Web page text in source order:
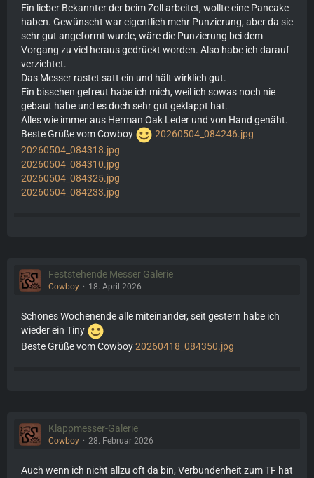
Ein lieber Bekannter der beim Zoll arbeitet, wollte eine Pancake
haben. Gewünscht war eigentlich mehr Punzierung, aber da sie
sehr gut angeformt wurde, wäre die Punzierung bei dem
Vorgang zu viel heraus gedrückt worden. Also habe ich darauf
verzichtet.
Das Messer rastet satt ein und hält wirklich gut.
Ein bisschen gefreut habe ich mich, weil ich sowas noch nie
gebaut habe und es doch sehr gut geklappt hat.
Alles wie immer aus Herman Oak Leder und von Hand genäht.
Beste Grüße vom Cowboy
20260504_084246.jpg
20260504_084318.jpg
20260504_084310.jpg
20260504_084325.jpg
20260504_084233.jpg
Feststehende Messer Galerie
Cowboy 18. April 2026
Schönes Wochenende alle miteinander, seit gestern habe ich
wieder ein Tiny
Beste Grüße vom Cowboy20260418_084350.jpg
Klappmesser-Galerie
Cowboy 28. Februar 2026
Auch wenn ich nicht allzu oft da bin, Verbundenheit zum TF hat